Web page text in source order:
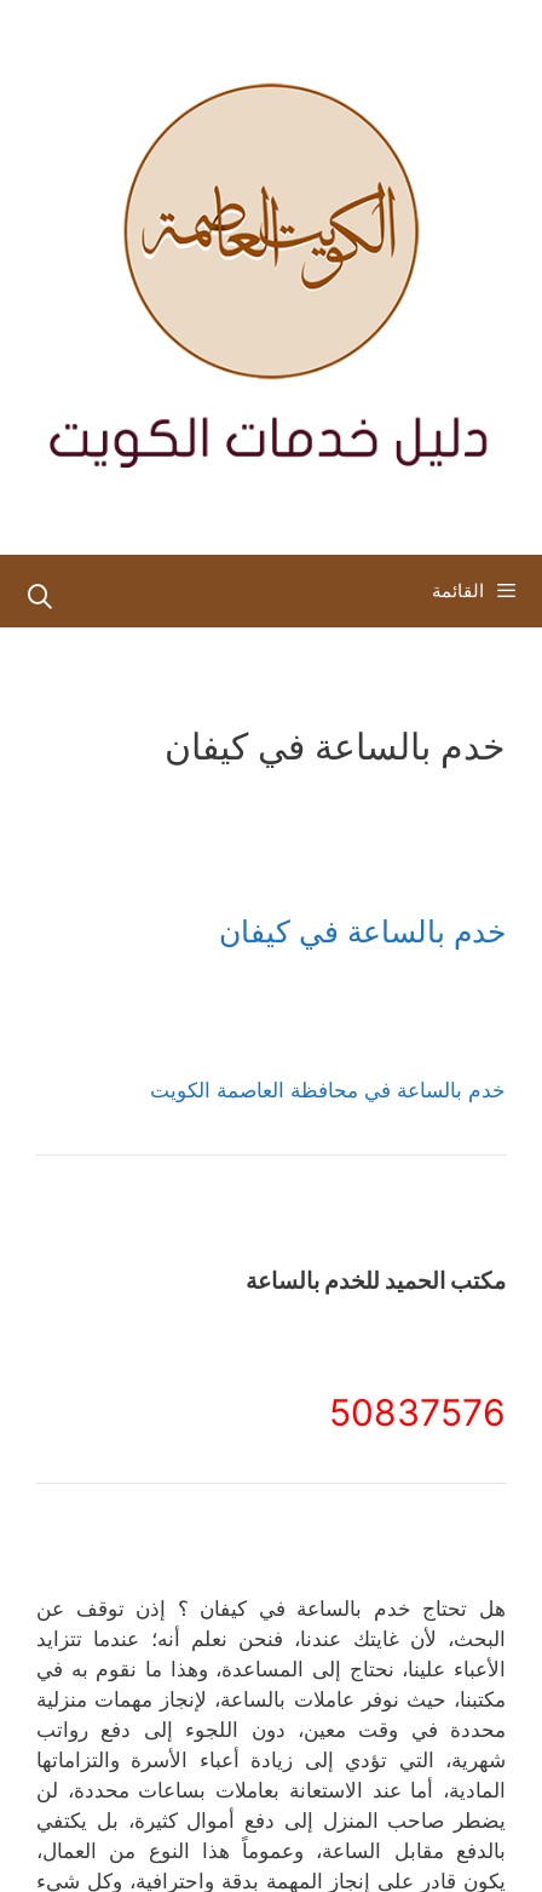
القائمة
خدم بالساعة في كيفان
خدم بالساعة في كيفان
خدم بالساعة في محافظة العاصمة الكويت
مكتب الحميد للخدم بالساعة
50837576
هل تحتاج خدم بالساعة في كيفان ؟ إذن توقف عن
البحث، لأن غايتك عندنا، فنحن نعلم أنه؛ عندما تتزايد
الأعباء علينا، نحتاج إلى المساعدة، وهذا ما نقوم به في
مكتبنا، حيث نوفر عاملات بالساعة، لإنجاز مهمات منزلية
محددة في وقت معين، دون اللجوء إلى دفع رواتب
شهرية، التي تؤدي إلى زيادة أعباء الأسرة والتزاماتها
المادية، أما عند الاستعانة بعاملات بساعات محددة، لن
يضطر صاحب المنزل إلى دفع أموال كثيرة، بل يكتفي
بالدفع مقابل الساعة، وعموماً هذا النوع من العمال،
يكون قادر على إنجاز المهمة بدقة واحترافية، وكل شيء